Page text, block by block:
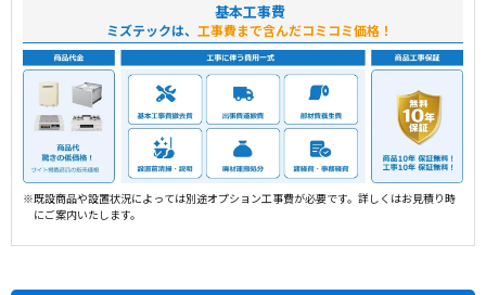
基本工事費
ミズテックは、 工事費まで含んだコミコミ価格！
※既設商品や設置状況によっては別途オプション工事費が必要です。詳しくはお見積り時
にご案内いたします。